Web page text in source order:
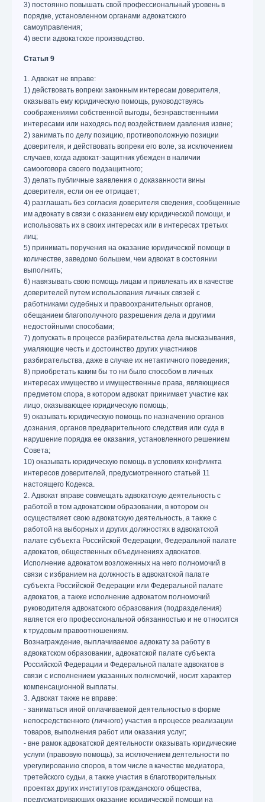
3) постоянно повышать свой профессиональный уровень в
порядке, установленном органами адвокатского
самоуправления;
4) вести адвокатское производство.
Статья 9
1. Адвокат не вправе:
1) действовать вопреки законным интересам доверителя,
оказывать ему юридическую помощь, руководствуясь
соображениями собственной выгоды, безнравственными
интересами или находясь под воздействием давления извне;
2) занимать по делу позицию, противоположную позиции
доверителя, и действовать вопреки его воле, за исключением
случаев, когда адвокат-защитник убежден в наличии
самооговора своего подзащитного;
3) делать публичные заявления о доказанности вины
доверителя, если он ее отрицает;
4) разглашать без согласия доверителя сведения, сообщенные
им адвокату в связи с оказанием ему юридической помощи, и
использовать их в своих интересах или в интересах третьих
лиц;
5) принимать поручения на оказание юридической помощи в
количестве, заведомо большем, чем адвокат в состоянии
выполнить;
6) навязывать свою помощь лицам и привлекать их в качестве
доверителей путем использования личных связей с
работниками судебных и правоохранительных органов,
обещанием благополучного разрешения дела и другими
недостойными способами;
7) допускать в процессе разбирательства дела высказывания,
умаляющие честь и достоинство других участников
разбирательства, даже в случае их нетактичного поведения;
8) приобретать каким бы то ни было способом в личных
интересах имущество и имущественные права, являющиеся
предметом спора, в котором адвокат принимает участие как
лицо, оказывающее юридическую помощь;
9) оказывать юридическую помощь по назначению органов
дознания, органов предварительного следствия или суда в
нарушение порядка ее оказания, установленного решением
Совета;
10) оказывать юридическую помощь в условиях конфликта
интересов доверителей, предусмотренного статьей 11
настоящего Кодекса.
2. Адвокат вправе совмещать адвокатскую деятельность с
работой в том адвокатском образовании, в котором он
осуществляет свою адвокатскую деятельность, а также с
работой на выборных и других должностях в адвокатской
палате субъекта Российской Федерации, Федеральной палате
адвокатов, общественных объединениях адвокатов.
Исполнение адвокатом возложенных на него полномочий в
связи с избранием на должность в адвокатской палате
субъекта Российской Федерации или Федеральной палате
адвокатов, а также исполнение адвокатом полномочий
руководителя адвокатского образования (подразделения)
является его профессиональной обязанностью и не относится
к трудовым правоотношениям.
Вознаграждение, выплачиваемое адвокату за работу в
адвокатском образовании, адвокатской палате субъекта
Российской Федерации и Федеральной палате адвокатов в
связи с исполнением указанных полномочий, носит характер
компенсационной выплаты.
3. Адвокат также не вправе:
- заниматься иной оплачиваемой деятельностью в форме
непосредственного (личного) участия в процессе реализации
товаров, выполнения работ или оказания услуг;
- вне рамок адвокатской деятельности оказывать юридические
услуги (правовую помощь), за исключением деятельности по
урегулированию споров, в том числе в качестве медиатора,
третейского судьи, а также участия в благотворительных
проектах других институтов гражданского общества,
предусматривающих оказание юридической помощи на